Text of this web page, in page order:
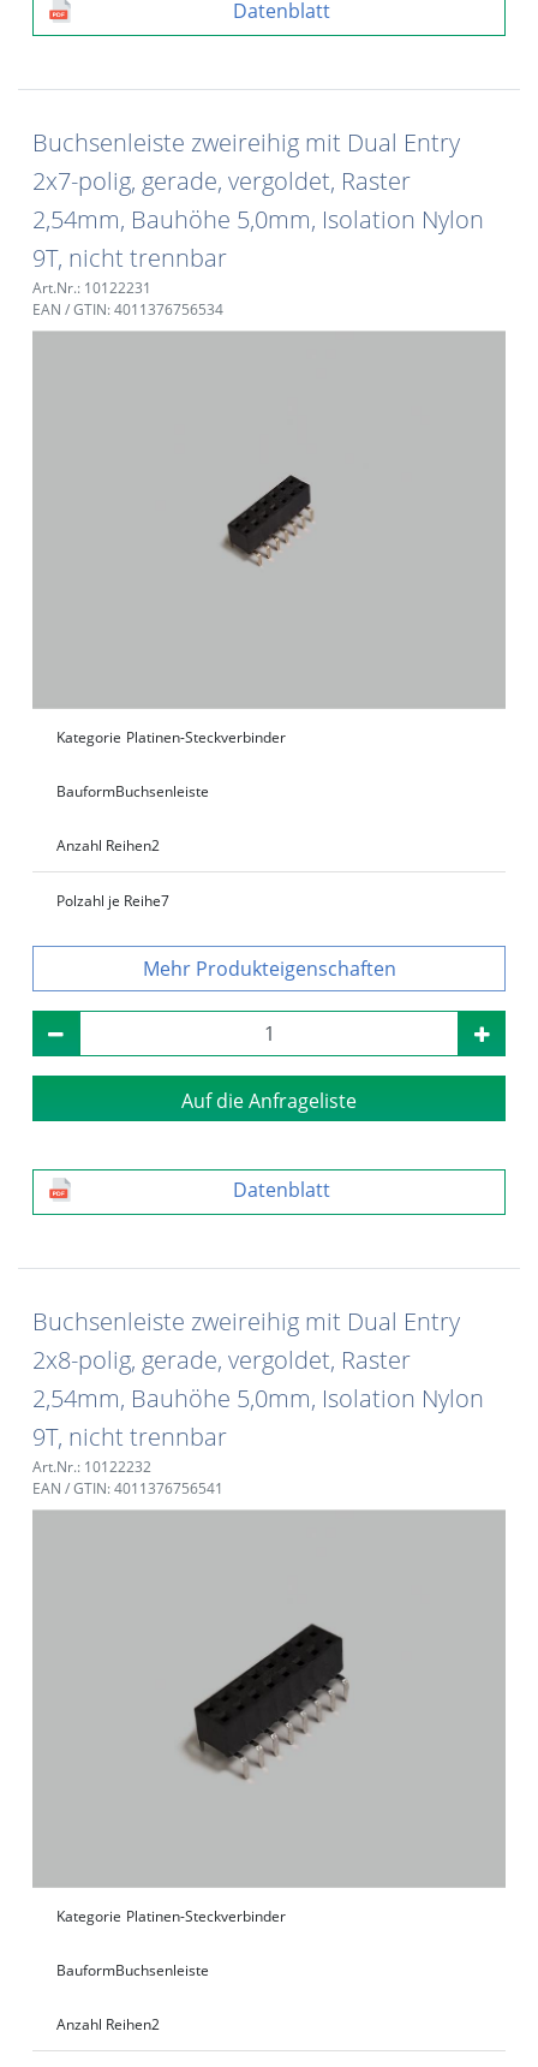
Datenblatt
Buchsenleiste zweireihig mit Dual Entry
2x7-polig, gerade, vergoldet, Raster
2,54mm, Bauhöhe 5,0mm, Isolation Nylon
9T, nicht trennbar
Art.Nr.: 10122231
EAN / GTIN: 4011376756534
Kategorie Platinen-Steckverbinder
BauformBuchsenleiste
Anzahl Reihen2
Polzahl je Reihe7
Produkteigenschaften
Auf die Anfrageliste
Datenblatt
Buchsenleiste zweireihig mit Dual Entry
2x8-polig, gerade, vergoldet, Raster
2,54mm, Bauhöhe 5,0mm, Isolation Nylon
9T, nicht trennbar
Art.Nr.: 10122232
EAN / GTIN: 4011376756541
Kategorie Platinen-Steckverbinder
BauformBuchsenleiste
Anzahl Reihen2